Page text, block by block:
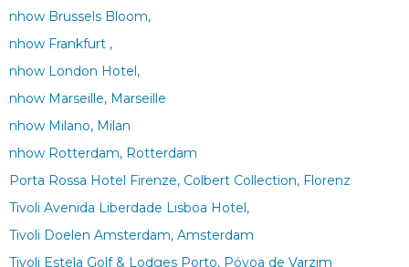
nhow Brussels Bloom,
nhow Frankfurt ,
nhow London Hotel,
nhow Marseille, Marseille
nhow Milano, Milan
nhow Rotterdam, Rotterdam
Porta Rossa Hotel Firenze, Colbert Collection, Florenz
Tivoli Avenida Liberdade Lisboa Hotel,
Tivoli Doelen Amsterdam, Amsterdam
Tivoli Estela Golf & Lodges Porto, Póvoa de Varzim